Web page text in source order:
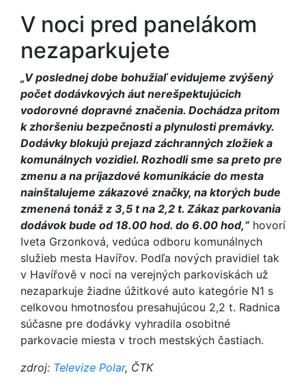
V noci pred panelákom
nezaparkujete
„V poslednej dobe bohužiaľ evidujeme zvýšený
počet dodávkových áut nerešpektujúcich
vodorovné dopravné značenia. Dochádza pritom
k zhoršeniu bezpečnosti a plynulosti premávky.
Dodávky blokujú prejazd záchranných zložiek a
komunálnych vozidiel. Rozhodli sme sa preto pre
zmenu a na príjazdové komunikácie do mesta
nainštalujeme zákazové značky, na ktorých bude
zmenená tonáž z 3,5 t na 2,2 t. Zákaz parkovania
dodávok bude od 18.00 hod. do 6.00 hod,“hovorí
Iveta Grzonková, vedúca odboru komunálnych
služieb mesta Havířov. Podľa nových pravidiel tak
v Havířově v noci na verejných parkoviskách už
nezaparkuje žiadne úžitkové auto kategórie N1 s
celkovou hmotnosťou presahujúcou 2,2 t. Radnica
súčasne pre dodávky vyhradila osobitné
parkovacie miesta v troch mestských častiach.
zdroj: Televize Polar, ČTK